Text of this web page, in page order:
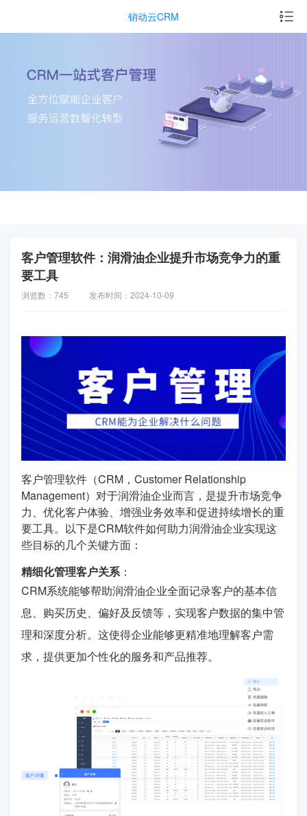
销动云CRM
客户管理软件：润滑油企业提升市场竞争力的重
要工具
浏览数：745 发布时间：2024-10-09
客户管理软件（CRM，Customer Relationship
Management）对于润滑油企业而言，是提升市场竞争
力、优化客户体验、增强业务效率和促进持续增长的重
要工具。以下是CRM软件如何助力润滑油企业实现这
些目标的几个关键方面：
精细化管理客户关系：
CRM系统能够帮助润滑油企业全面记录客户的基本信
息、购买历史、偏好及反馈等，实现客户数据的集中管
理和深度分析。这使得企业能够更精准地理解客户需
求，提供更加个性化的服务和产品推荐。